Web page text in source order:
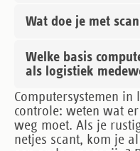
Wat doe je met
Welke basis
als logistiek
Computersystemen
controle: weten wat
weg moet. Als je
netjes scant, kom je